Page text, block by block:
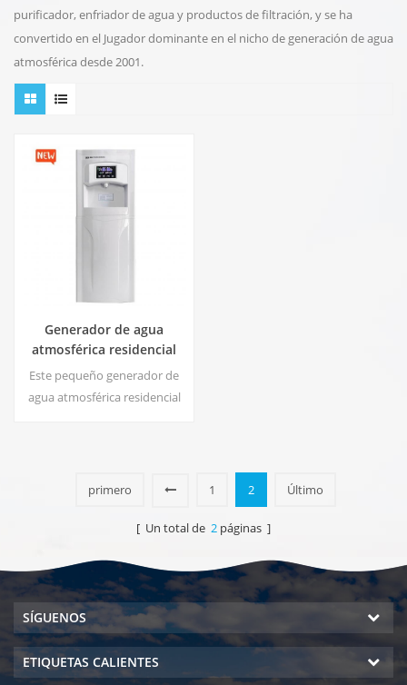
purificador, enfriador de agua y productos de filtración, y se ha
convertido en el Jugador dominante en el nicho de generación de agua
atmosférica desde 2001.
Generador de agua
atmosférica residencial
HE-88C
Este pequeño generador de
agua atmosférica residencial
de almacenamiento: 16 L
primero 1 2 Último
[ Un total de 2 páginas ]
SÍGUENOS
ETIQUETAS CALIENTES